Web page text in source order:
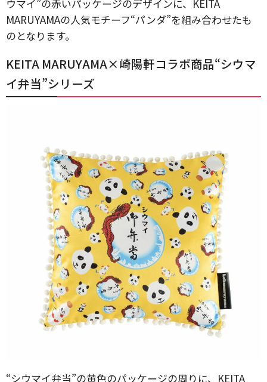
ウマイ”の赤いパッケージのデザインに、KEITA
MARUYAMAの人気モチーフ“パンダ”を組み合わせたも
のとなります。
KEITA MARUYAMA×崎陽軒コラボ商品“シウマ
イ弁当”シリーズ
“シウマイ弁当”の黄色のパッケージの周りに、KEITA